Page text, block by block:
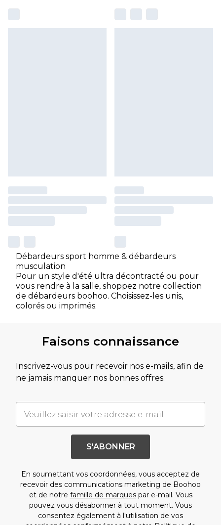
Débardeurs sport homme & débardeurs
musculation
Pour un style d'été ultra décontracté ou pour
vous rendre à la salle, shoppez notre collection
de débardeurs boohoo. Choisissez-les unis,
colorés ou imprimés.
Faisons connaissance
Inscrivez-vous pour recevoir nos e-mails, afin de
ne jamais manquer nos bonnes offres.
S'ABONNER
En soumettant vos coordonnées, vous acceptez de
recevoir des communications marketing de Boohoo
et de notre famille de marquespar e-mail. Vous
pouvez vous désabonner à tout moment. Vous
consentez également à l'utilisation de vos